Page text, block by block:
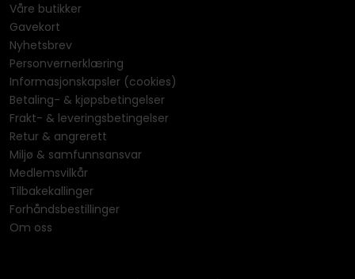
Våre butikker
Gavekort
Nyhetsbrev
Personvernerklæring
Informasjonskapsler (cookies)
Betaling- & kjøpsbetingelser
Frakt- & leveringsbetingelser
Retur & angrerett
Miljø & samfunnsansvar
Medlemsvilkår
Tilbakekallinger
Forhåndsbestillinger
Om oss